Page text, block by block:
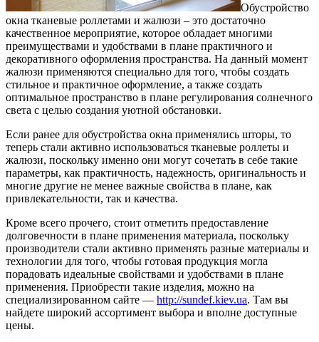
Обустройство
окна тканевые роллетами и жалюзи – это достаточно
качественное мероприятие, которое обладает многими
преимуществами и удобствами в плане практичного и
декоративного оформления пространства. На данный момент
жалюзи применяются специально для того, чтобы создать
стильное и практичное оформление, а также создать
оптимальное пространство в плане регулирования солнечного
света с целью создания уютной обстановки.
Если ранее для обустройства окна применялись шторы, то
теперь стали активно использоваться тканевые роллеты и
жалюзи, поскольку именно они могут сочетать в себе такие
параметры, как практичность, надежность, оригинальность и
многие другие не менее важные свойства в плане, как
привлекательности, так и качества.
Кроме всего прочего, стоит отметить предоставление
долговечности в плане применения материала, поскольку
производители стали активно применять разные материалы и
технологии для того, чтобы готовая продукция могла
порадовать идеальные свойствами и удобствами в плане
применения. Приобрести такие изделия, можно на
специализированном сайте — http://sundef.kiev.ua. Там вы
найдете широкий ассортимент выбора и вполне доступные
цены.